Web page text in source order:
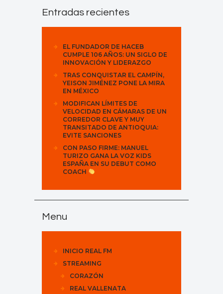
Entradas recientes
EL FUNDADOR DE HACEB
CUMPLE 106 AÑOS: UN SIGLO DE
INNOVACIÓN Y LIDERAZGO
TRAS CONQUISTAR EL CAMPÍN,
YEISON JIMÉNEZ PONE LA MIRA
EN MÉXICO
MODIFICAN LÍMITES DE
VELOCIDAD EN CÁMARAS DE UN
CORREDOR CLAVE Y MUY
TRANSITADO DE ANTIOQUIA:
EVITE SANCIONES
CON PASO FIRME: MANUEL
TURIZO GANA LA VOZ KIDS
ESPAÑA EN SU DEBUT COMO
COACH
Menu
INICIO REAL FM
STREAMING
CORAZÓN
REAL VALLENATA